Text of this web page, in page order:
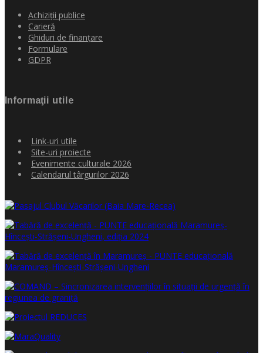
Achiziţii publice
Carieră
Ghiduri de finanţare
Formulare
GDPR
Informaţii utile
Link-uri utile
Site-uri proiecte
Evenimente culturale 2026
Calendarul târgurilor 2026